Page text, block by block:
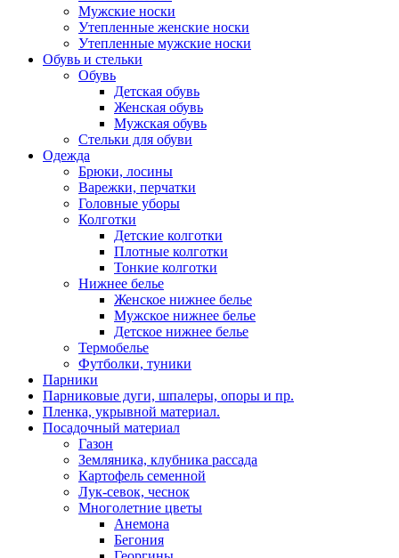
Мужские носки
Утепленные женские носки
Утепленные мужские носки
Обувь и стельки
Обувь
Детская обувь
Женская обувь
Мужская обувь
Стельки для обуви
Одежда
Брюки, лосины
Варежки, перчатки
Головные уборы
Колготки
Детские колготки
Плотные колготки
Тонкие колготки
Нижнее белье
Женское нижнее белье
Мужское нижнее белье
Детское нижнее белье
Термобелье
Футболки, туники
Парники
Парниковые дуги, шпалеры, опоры и пр.
Пленка, укрывной материал.
Посадочный материал
Газон
Земляника, клубника рассада
Картофель семенной
Лук-севок, чеснок
Многолетние цветы
Анемона
Бегония